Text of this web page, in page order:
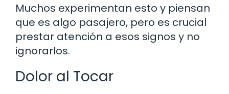
Muchos experimentan esto y piensan
que es algo pasajero, pero es crucial
prestar atención a esos signos y no
ignorarlos.
Dolor al Tocar